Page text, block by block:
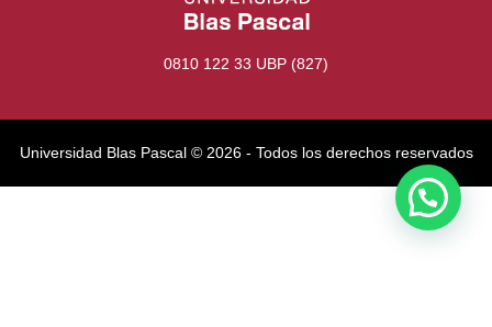
0810 122 33 UBP (827)
Universidad Blas Pascal ©️ 2026 - Todos los derechos reservados